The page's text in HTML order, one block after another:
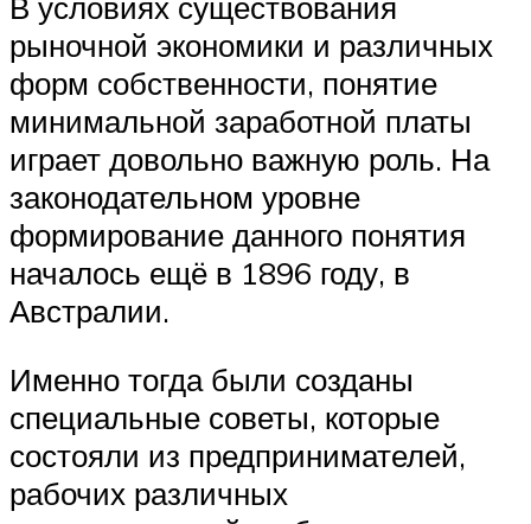
рыночной экономики и различных
форм собственности, понятие
минимальной заработной платы
играет довольно важную роль. На
законодательном уровне
формирование данного понятия
началось ещё в 1896 году, в
Австралии.
Именно тогда были созданы
специальные советы, которые
состояли из предпринимателей,
рабочих различных